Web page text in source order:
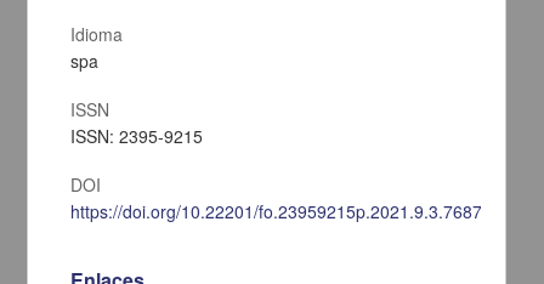
Idioma
spa
ISSN
ISSN: 2395-9215
DOI
https://doi.org/10.22201/fo.23959215p.2021.9.3.76877